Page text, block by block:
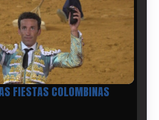
COLOMBINAS 2026